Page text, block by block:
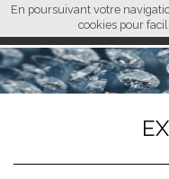
En poursuivant votre
cookies pour
L M